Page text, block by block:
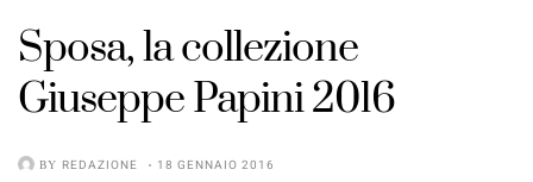
Sposa, la collezione
Giuseppe Papini 2016
BY REDAZIONE 18 GENNAIO 2016